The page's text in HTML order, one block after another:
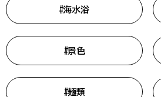
#コテージ
#お祭り
#海水浴
#景色
#麺類